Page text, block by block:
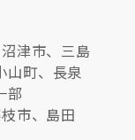
津市、三島
山町、長泉
部
市、島田